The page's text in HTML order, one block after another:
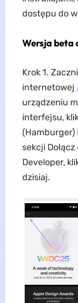
dostępu do
Wersja beta
Krok 1.
internetowej
urządzeniu
interfejsu,
(Hamburger)
sekcji
Developer,
dzisiaj.